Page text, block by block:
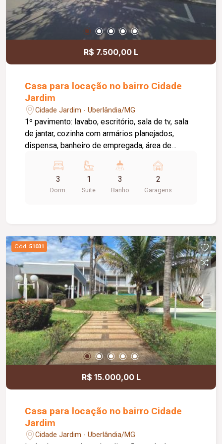
R$ 7.500,00 L
Casa para locação no bairro Cidade
Jardim
Cidade Jardim - Uberlândia/MG
1º pavimento: lavabo, escritório, sala de tv, sala
de jantar, cozinha com armários planejados,
dispensa, banheiro de empregada, área de
03 carros. 2º pavimento: 03 quartos com armários
sendo 01 suíte, closet e sacada, banheiro social
e terraço. Aprox. 236m²
3
Dorm.
1
Suite
3
Banho
2
Garagens
Cód. 51031
R$ 15.000,00 L
Casa para locação no bairro Cidade
Jardim
Cidade Jardim - Uberlândia/MG